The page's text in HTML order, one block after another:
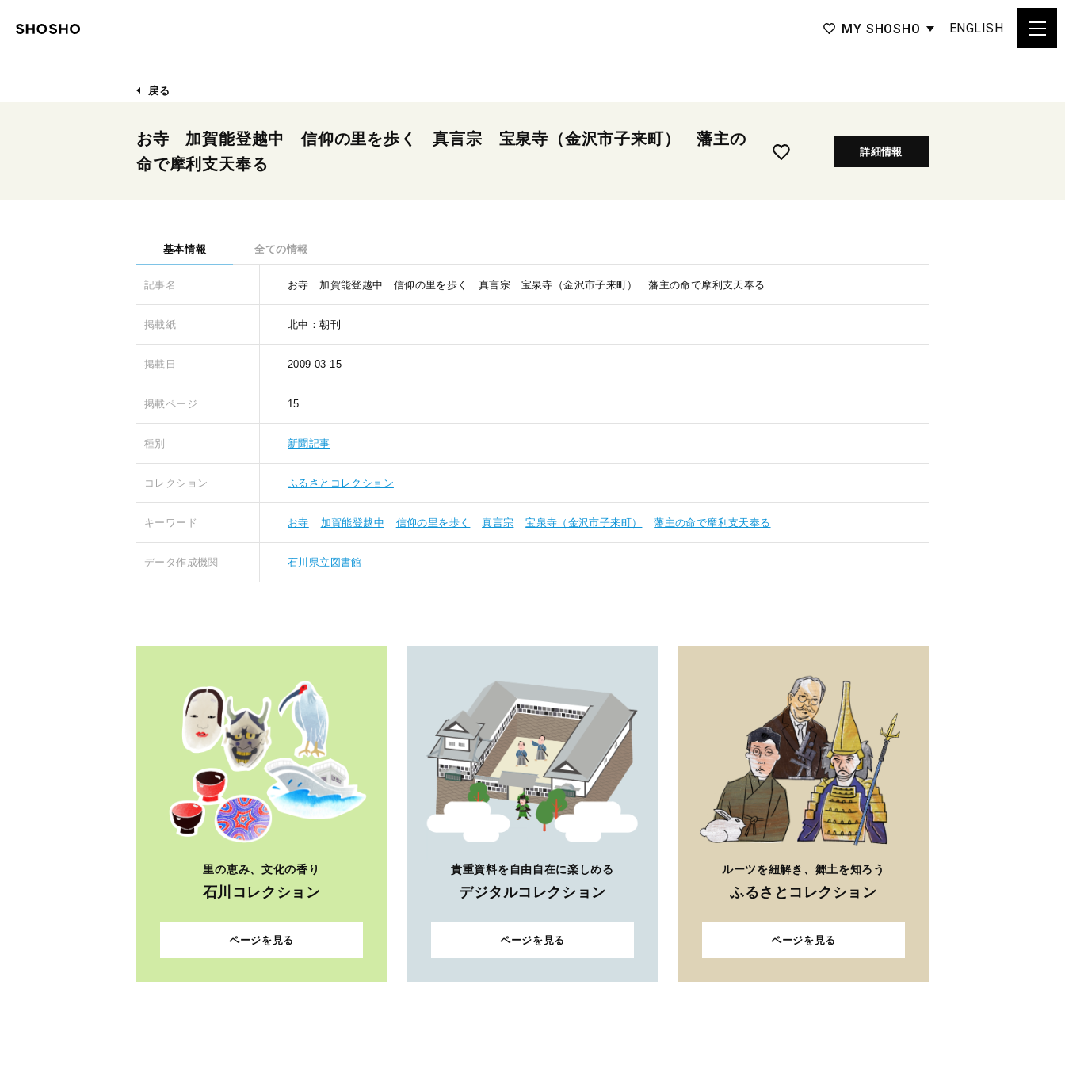
MY SHOSHO ENGLISH
戻る
お寺 加賀能登越中 信仰の里を歩く 真言宗 宝泉寺（金沢市子来町） 藩主の
命で摩利支天奉る
詳細情報
基本情報 全ての情報
記事名 お寺 加賀能登越中 信仰の里を歩く 真言宗 宝泉寺（金沢市子来町） 藩主の命で摩利支天奉る
掲載紙 北中：朝刊
掲載日 2009-03-15
掲載ページ 15
種別 新聞記事
コレクション ふるさとコレクション
キーワード お寺 加賀能登越中 信仰の里を歩く 真言宗 宝泉寺（金沢市子来町） 藩主の命で摩利支天奉る
データ作成機関 石川県立図書館
里の恵み、文化の香り
石川コレクション
ページを見る
貴重資料を自由自在に楽しめる
デジタルコレクション
ページを見る
ルーツを紐解き、郷土を知ろう
ふるさとコレクション
ページを見る